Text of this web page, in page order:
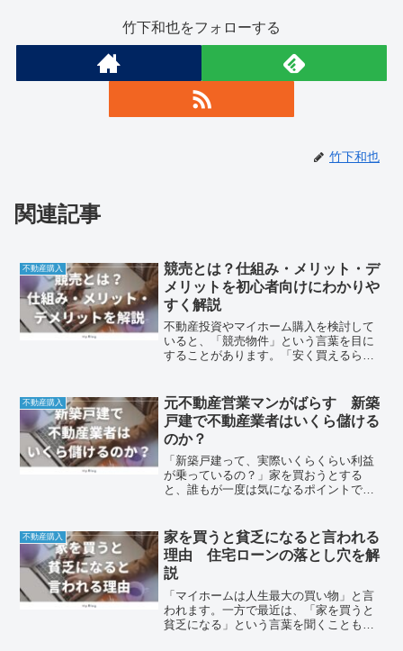
竹下和也をフォローする
竹下和也
関連記事
不動産購入
競売とは？仕組み・メリット・デ
メリットを初心者向けにわかりや
すく解説
不動産投資やマイホーム購入を検討して
いると、「競売物件」という言葉を目に
することがあります。「安く買えるらし
の仕組みからメリット・デメリット、向
いている人までわかりやす...
不動産購入
元不動産営業マンがばらす 新築
戸建で不動産業者はいくら儲ける
のか？
「新築戸建って、実際いくらくらい利益
が乗っているの？」家を買おうとする
と、誰もが一度は気になるポイントで
す。これは実際に不動産営業をしていた
経験であったリアルな数字で...
不動産購入
家を買うと貧乏になると言われる
理由 住宅ローンの落とし穴を解
説
「マイホームは人生最大の買い物」と言
われます。一方で最近は、「家を買うと
貧乏になる」という言葉を聞くことも増